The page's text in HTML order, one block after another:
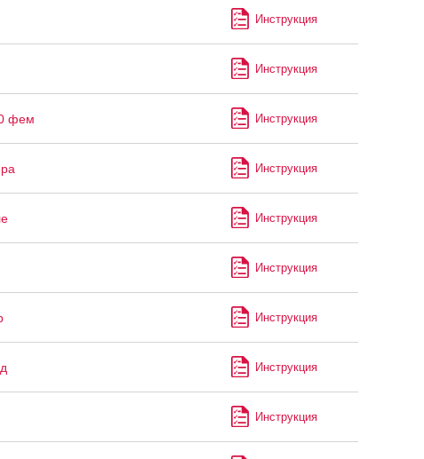
Инструкция
Инструкция
фем Инструкция
Инструкция
Инструкция
Инструкция
Инструкция
Инструкция
Инструкция